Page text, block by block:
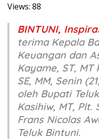
Views: 88
BINTUNI,
terima Kepala
Keuangan dan
Kayame, ST,
SE, MM, Senin
oleh Bupati
Kasihiw, MT,
Frans Nicolas
Teluk Bintuni.